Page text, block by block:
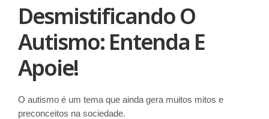
Desmistificando O
Autismo: Entenda E
Apoie!
O autismo é um tema que ainda gera muitos mitos e
preconceitos na sociedade.